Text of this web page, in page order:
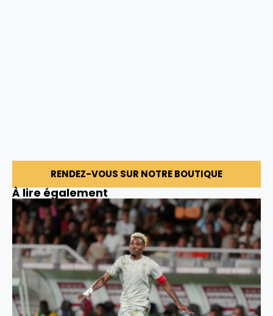
RENDEZ-VOUS SUR NOTRE BOUTIQUE
À lire également